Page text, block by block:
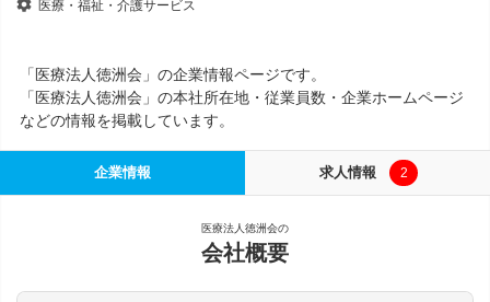
医療・福祉・介護サービス
「医療法人徳洲会」の企業情報ページです。
「医療法人徳洲会」の本社所在地・従業員数・企業ホームページ
などの情報を掲載しています。
企業情報 求人情報 2
医療法人徳洲会の
会社概要